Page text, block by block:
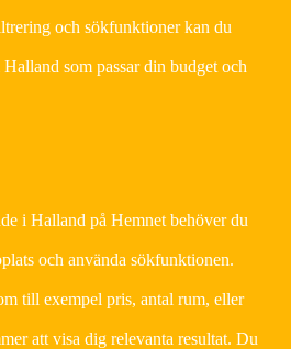
och sökfunktioner kan du
som passar din budget och
i Halland på Hemnet behöver du
och använda sökfunktionen.
till exempel pris, antal rum, eller
att visa dig relevanta resultat. Du